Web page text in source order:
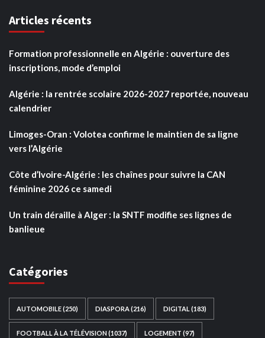
Articles récents
Formation professionnelle en Algérie : ouverture des
inscriptions, mode d’emploi
Algérie : la rentrée scolaire 2026-2027 reportée, nouveau
calendrier
Limoges-Oran : Volotea confirme le maintien de sa ligne
vers l’Algérie
Côte d’Ivoire-Algérie : les chaînes pour suivre la CAN
féminine 2026 ce samedi
Un train déraille à Alger : la SNTF modifie ses lignes de
banlieue
Catégories
AUTOMOBILE(250) DIASPORA(216) DIGITAL (183)
FOOTBALL À LA TÉLÉVISION(1037) LOGEMENT (97)